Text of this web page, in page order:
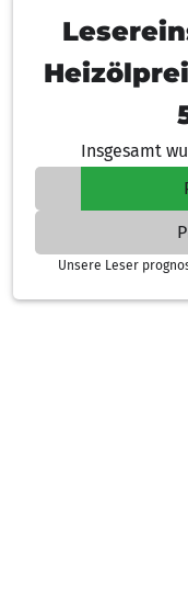
Insgesamt
Unsere Leser